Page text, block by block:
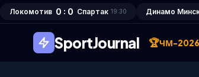
Локомотив 0 : 0 Спартак 19:30 Динамо
SportJournal 🏆ЧМ-2026